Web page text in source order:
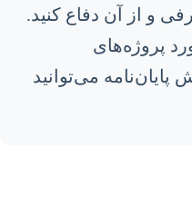
و از آن دفاع کنید.
پروژه‌های
می‌توانید